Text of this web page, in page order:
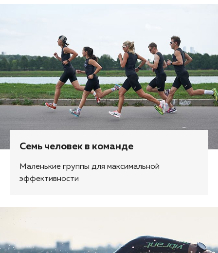
Семь человек в команде
Маленькие группы для максимальной
эффективности